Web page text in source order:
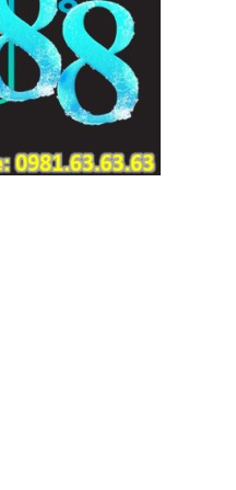
Sim giúp cho người dùng phát